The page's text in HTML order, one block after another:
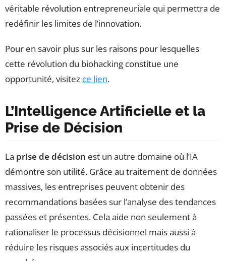
véritable révolution entrepreneuriale qui permettra de
redéfinir les limites de l’innovation.
Pour en savoir plus sur les raisons pour lesquelles
cette révolution du biohacking constitue une
opportunité, visitez ce lien.
L’Intelligence Artificielle et la
Prise de Décision
La prise de décision est un autre domaine où l’IA
démontre son utilité. Grâce au traitement de données
massives, les entreprises peuvent obtenir des
recommandations basées sur l’analyse des tendances
passées et présentes. Cela aide non seulement à
rationaliser le processus décisionnel mais aussi à
réduire les risques associés aux incertitudes du